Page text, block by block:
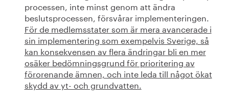
processen, inte minst genom att ändra
beslutsprocessen, försvårar implementeringen.
För de medlemsstater som är mera avancerade i
sin implementering som exempelvis Sverige, så
kan konsekvensen av flera ändringar bli en mer
osäker bedömningsgrund för prioritering av
förorenande ämnen, och inte leda till något ökat
skydd av yt- och grundvatten.